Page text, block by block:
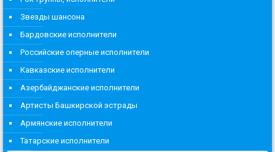
Звезды шансона
Бардовские исполнители
Российские оперные исполнители
Кавказские исполнители
Азербайджанские исполнители
Артисты Башкирской эстрады
Армянские исполнители
Татарские исполнители